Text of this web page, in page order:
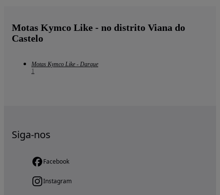
Motas Kymco Like - no distrito Viana do
Castelo
Motas Kymco Like - Darque
1
Siga-nos
Facebook
Instagram